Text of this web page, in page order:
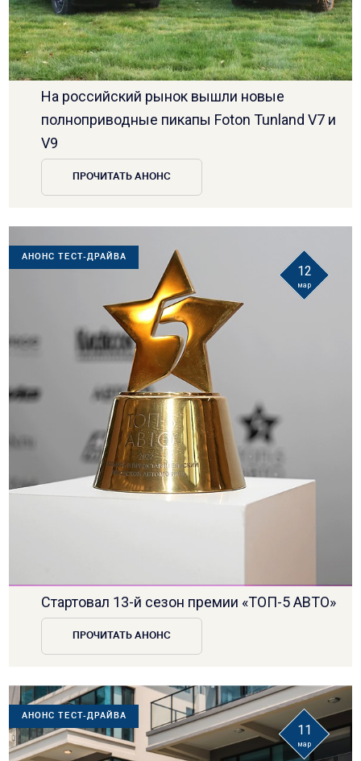
На российский рынок вышли новые
полноприводные пикапы Foton Tunland V7 и
V9
ПРОЧИТАТЬ АНОНС
АНОНС ТЕСТ-ДРАЙВА
12
мар
Стартовал 13-й сезон премии «ТОП-5 АВТО»
ПРОЧИТАТЬ АНОНС
АНОНС ТЕСТ-ДРАЙВА
11
мар